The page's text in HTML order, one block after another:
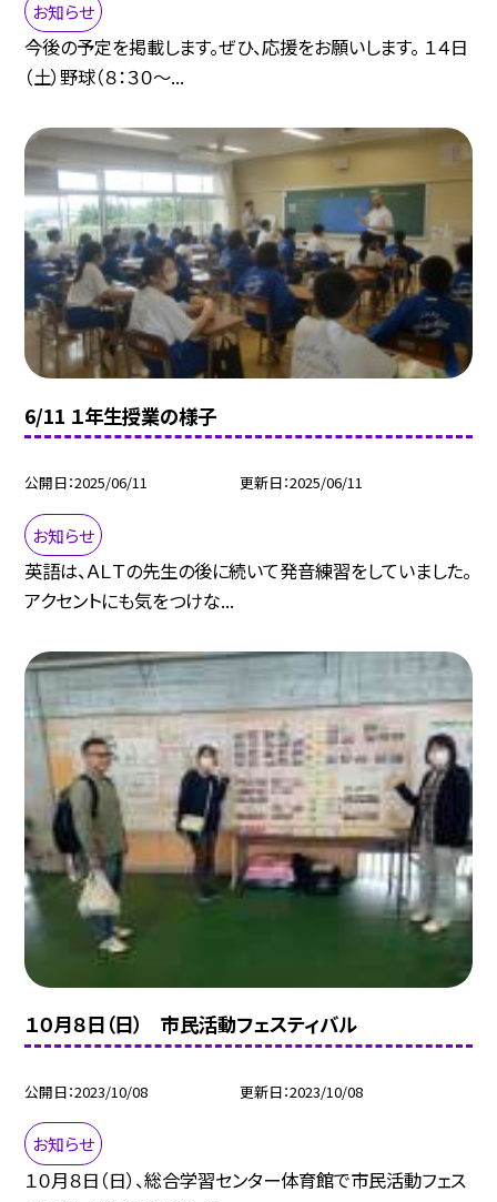
お知らせ
今後の予定を掲載します。ぜひ、応援をお願いします。 １４日
（土）野球（８：３０〜...
6/11 １年生授業の様子
公開日 2025/06/11 更新日 2025/06/11
お知らせ
英語は、ＡＬＴの先生の後に続いて発音練習をしていました。
アクセントにも気をつけな...
１０月８日（日） 市民活動フェスティバル
公開日 2023/10/08 更新日 2023/10/08
お知らせ
１０月８日（日）、総合学習センター体育館で市民活動フェス